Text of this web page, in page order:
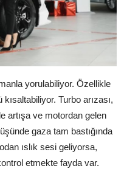
yorulabiliyor. Özellikle
Turbo arızası,
artışa ve motordan gelen
gaza tam bastığında
ıslık sesi geliyorsa,
etmekte fayda var.